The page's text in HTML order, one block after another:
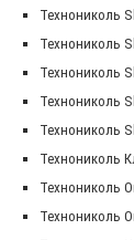
Технониколь
Технониколь
Технониколь
Технониколь
Технониколь
Технониколь
Технониколь
Технониколь